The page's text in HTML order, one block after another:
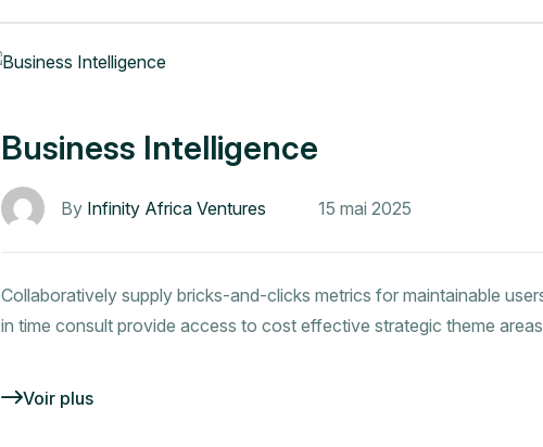
Business Intelligence
By Infinity Africa Ventures 15 mai 2025
Collaboratively supply bricks-and-clicks metrics for maintainable
in time consult provide access to cost effective strategic theme
Voir plus